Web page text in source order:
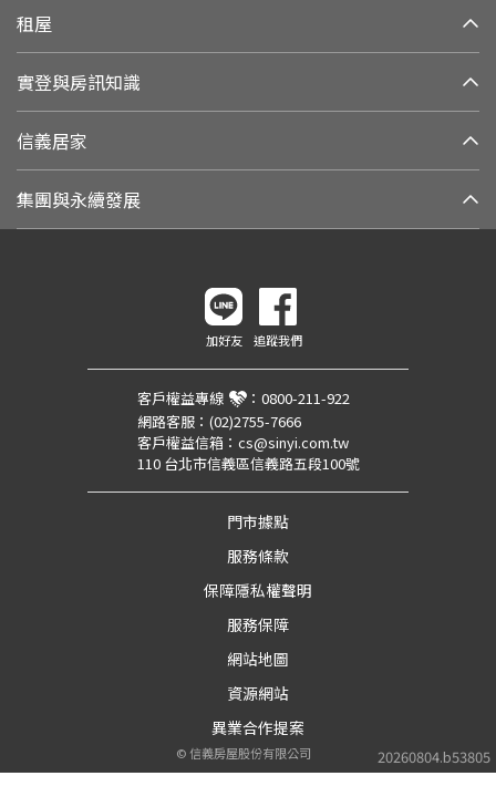
租屋
實登與房訊知識
信義居家
集團與永續發展
20260804.b53805
加好友 追蹤我們
客戶權益專線 ： 0800-211-922
網路客服： (02)2755-7666
客戶權益信箱： cs@sinyi.com.tw
110 台北市信義區信義路五段100號
門市據點
服務條款
保障隱私權聲明
服務保障
網站地圖
資源網站
異業合作提案
©信義房屋股份有限公司